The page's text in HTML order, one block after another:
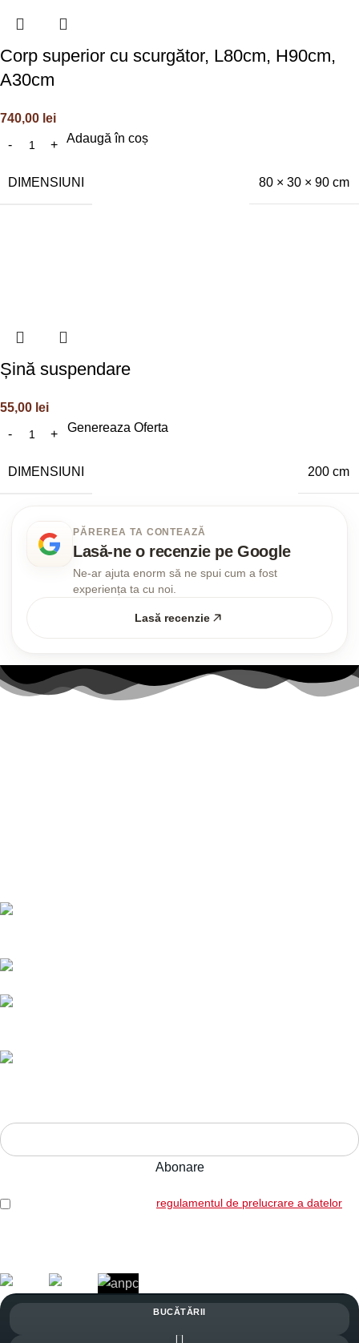
Corp superior cu scurgător, L80cm, H90cm,
A30cm
740,00 lei
Adaugă în coș
DIMENSIUNI 80 × 30 × 90 cm
Șină suspendare
55,00 lei
Genereaza Oferta
DIMENSIUNI 200 cm
PĂREREA TA CONTEAZĂ
Lasă-ne o recenzie pe Google
Ne-ar ajuta enorm să ne spui cum a fost
experiența ta cu noi.
Lasă recenzie
regulamentul de prelucrare a datelor
BUCĂTĂRII